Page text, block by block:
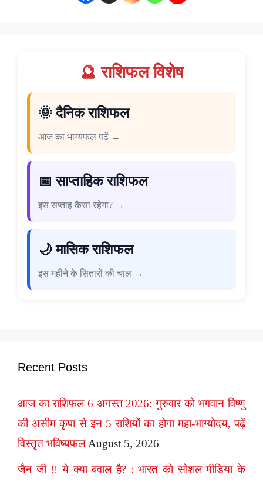
🔮 राशिफल विशेष
🌞 दैनिक राशिफल
आज का भाग्यफल पढ़ें →
📅 साप्ताहिक राशिफल
इस सप्ताह कैसा रहेगा? →
🌙 मासिक राशिफल
इस महीने के सितारों की चाल →
Recent Posts
आज का राशिफल 6 अगस्त 2026: गुरुवार को भगवान विष्णु
की असीम कृपा से इन 5 राशियों का होगा महा-भाग्योदय, पढ़ें
विस्तृत भविष्यफल August 5, 2026
जैन जी !! ये क्या बवाल है? : भारत को सोशल मीडिया के